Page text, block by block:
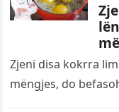
Zjeni disa kokrra
mëngjes, do